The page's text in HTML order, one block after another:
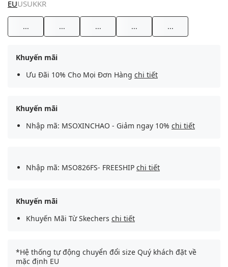
EUUSUKKR
... ... ... ... ...
Khuyến mãi
Ưu Đãi 10% Cho Mọi Đơn Hàng chi tiết
Khuyến mãi
Nhập mã: MSOXINCHAO - Giảm ngay 10% chi tiết
Nhập mã: MSO826FS- FREESHIP chi tiết
Khuyến mãi
Khuyến Mãi Từ Skechers chi tiết
*Hệ thống tự động chuyển đổi size Quý khách đặt về
mặc định EU